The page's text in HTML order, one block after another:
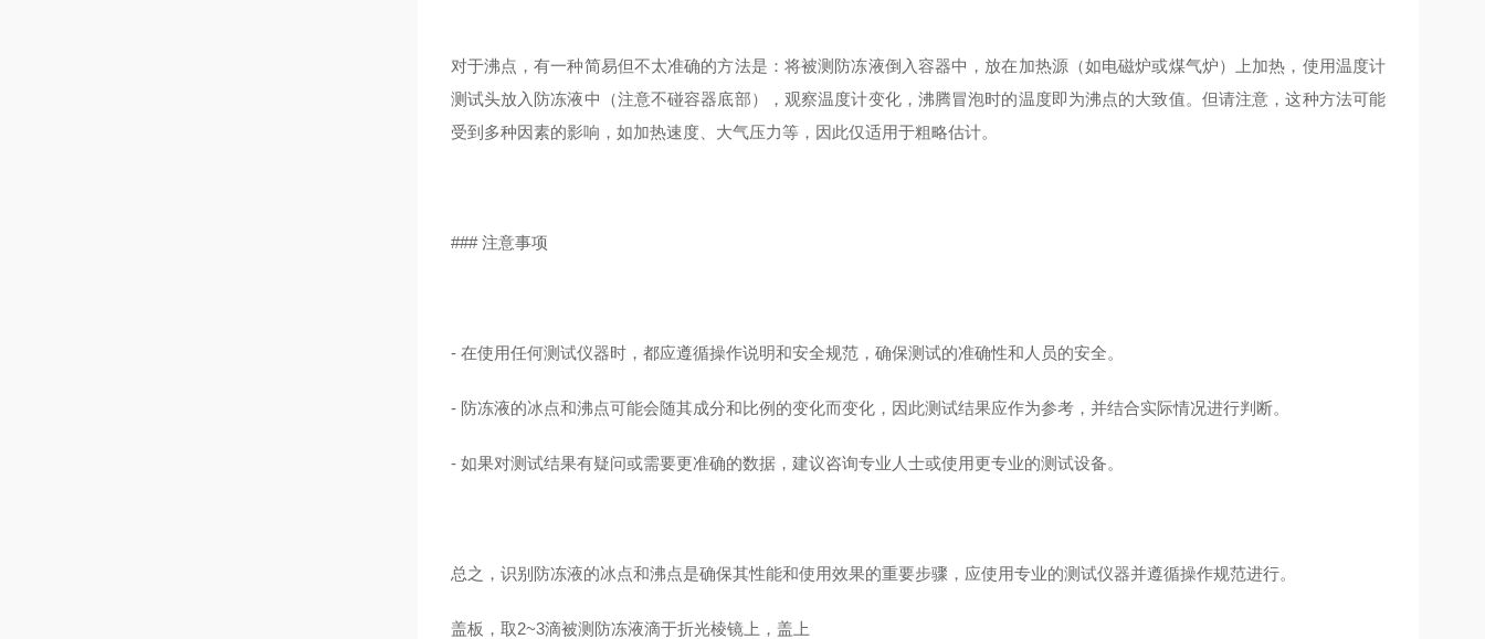
对于沸点，有一种简易但不太准确的方法是：将被测防冻液倒入容器中，放在加热源（如电磁炉或煤气炉）上加热，使用温度计
测试头放入防冻液中（注意不碰容器底部），观察温度计变化，沸腾冒泡时的温度即为沸点的大致值。但请注意，这种方法可能
受到多种因素的影响，如加热速度、大气压力等，因此仅适用于粗略估计。
### 注意事项
- 在使用任何测试仪器时，都应遵循操作说明和安全规范，确保测试的准确性和人员的安全。
- 防冻液的冰点和沸点可能会随其成分和比例的变化而变化，因此测试结果应作为参考，并结合实际情况进行判断。
- 如果对测试结果有疑问或需要更准确的数据，建议咨询专业人士或使用更专业的测试设备。
总之，识别防冻液的冰点和沸点是确保其性能和使用效果的重要步骤，应使用专业的测试仪器并遵循操作规范进行。
盖板，取2~3滴被测防冻液滴于折光棱镜上，盖上